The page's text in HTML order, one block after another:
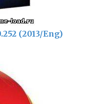
(2013/Eng)